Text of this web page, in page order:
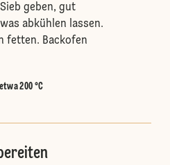
geben, gut
abkühlen lassen.
fetten. Backofen
etwa 200 °C